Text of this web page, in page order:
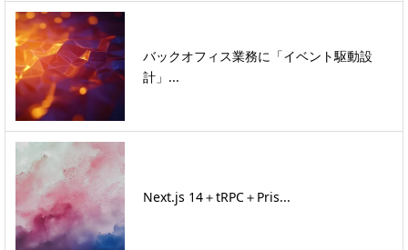
バックオフィス業務に「イベント駆動設
計」...
Next.js 14＋tRPC＋Pris...